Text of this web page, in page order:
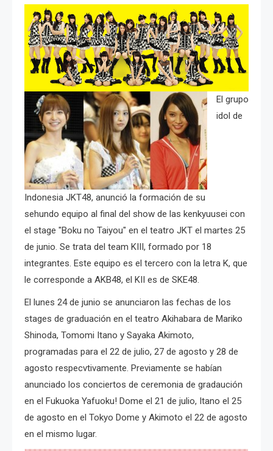
El grupo
idol de
Indonesia JKT48, anunció la formación de su
sehundo equipo al final del show de las kenkyuusei con
el stage "Boku no Taiyou" en el teatro JKT el martes 25
de junio. Se trata del team KIII, formado por 18
integrantes. Este equipo es el tercero con la letra K, que
le corresponde a AKB48, el KII es de SKE48.
El lunes 24 de junio se anunciaron las fechas de los
stages de graduación en el teatro Akihabara de Mariko
Shinoda, Tomomi Itano y Sayaka Akimoto,
programadas para el 22 de julio, 27 de agosto y 28 de
agosto respecvtivamente. Previamente se habían
anunciado los conciertos de ceremonia de gradaución
en el Fukuoka Yafuoku! Dome el 21 de julio, Itano el 25
de agosto en el Tokyo Dome y Akimoto el 22 de agosto
en el mismo lugar.